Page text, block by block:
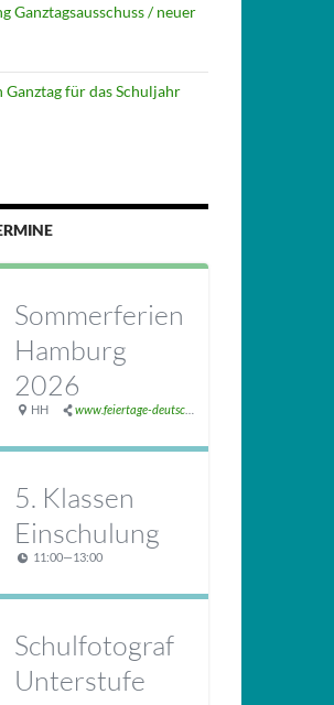
Ganztagsausschuss / neuer
für das Schuljahr
Sommerferien
Hamburg
2026
HH www.feiertage-deutschland.de/schulferien/sommerferien/
5. Klassen
Einschulung
11:00—13:00
Schulfotograf
Unterstufe